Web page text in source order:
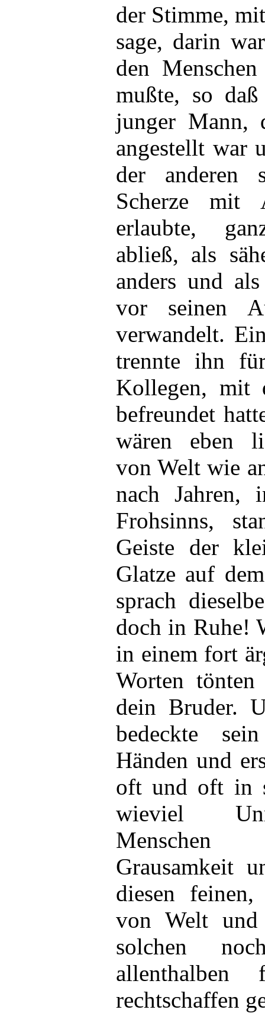
der Stimme,
sage, darin
den
mußte, so
junger Mann,
angestellt war
der anderen
Scherze mit
erlaubte,
abließ, als
anders und
vor seinen
verwandelt.
trennte ihn
Kollegen, mit
befreundet
wären eben
von Welt wie
nach Jahren,
Frohsinns,
Geiste der
Glatze auf
sprach
doch in Ruhe!
in einem fort
Worten
dein Bruder.
bedeckte
Händen und
oft und oft in
wieviel
Grausamkeit
diesen
von Welt
solchen
rechtschaffen